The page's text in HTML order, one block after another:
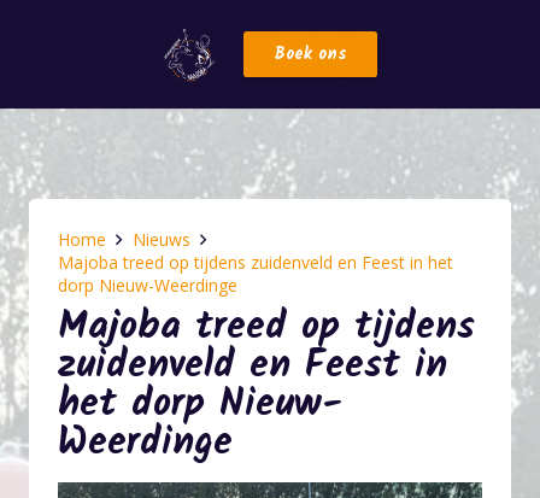
Boek ons
Home
Nieuws
Majoba treed op tijdens zuidenveld en Feest in het
dorp Nieuw-Weerdinge
Majoba treed op tijdens
zuidenveld en Feest in
het dorp Nieuw-
Weerdinge